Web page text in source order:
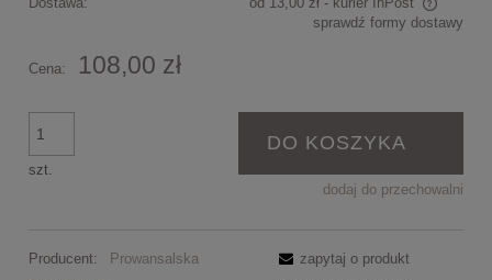
Cena nie zawiera ewentualnych kosztów płatnościsprawdź formy dostawy
Cena: 108,00 zł
szt.
DO KOSZYKA
dodaj do przechowalni
Producent:
Prowansalska
zapytaj o produkt